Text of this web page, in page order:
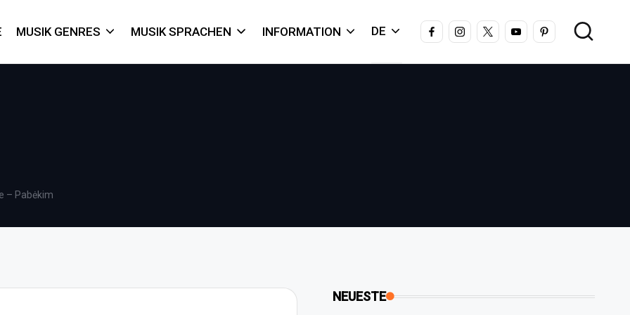
MUSIK GENRES MUSIK SPRACHEN INFORMATION DE FACEBOOKINSTAGRAM
X YOUTUBEPINTEREST
– Pabėkim
NEUESTE